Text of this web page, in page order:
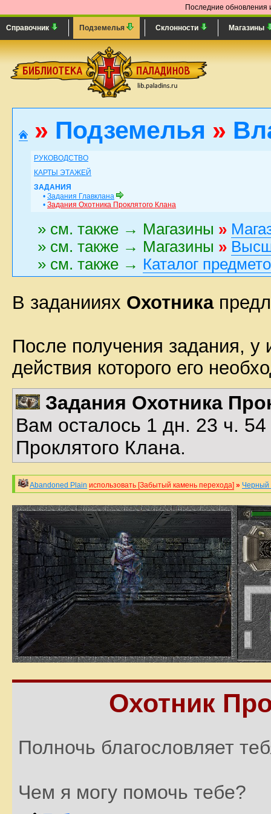
Последние обновления
Справочник Подземелья Склонности Магазины
» Подземелья »
РУКОВОДСТВО
КАРТЫ ЭТАЖЕЙ
ЗАДАНИЯ
• Задания Главклана
• Задания Охотника Проклятого Клана
» см. также → Магазины »
» см. также → Магазины »
» см. также → Каталог
В заданииях Охотника
После получения задания, у
действия которого его
Задания Охотника
Вам осталось 1 дн. 23 ч.
Проклятого Клана.
Abandoned Plain использовать [Забытый камень перехода] » Черный
Охотник
Полночь благословляет
Чем я могу помочь тебе?